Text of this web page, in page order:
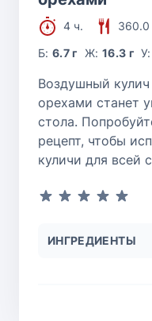
4 ч.
360.0
Б:6.7 г Ж: 16.3 г
Воздушный
орехами станет
стола.
рецепт, чтобы
куличи для всей
ИНГРЕДИЕНТЫ